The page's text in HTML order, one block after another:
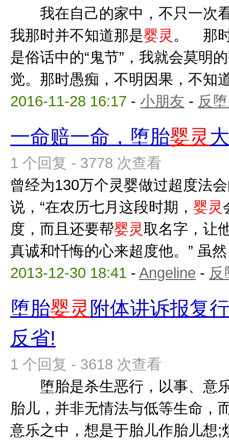
我在自己的家中，不只一次
我那时并不知道那是婴灵 。 那
是俗话中的“鬼节”，我就会莫明
觉。那时愚痴，不明因果，不知
2016-11-28 16:17 - 小朋友 - 反
一命赔一命，堕胎婴灵
1 个回复 - 3778 次查看
曾经为130万个灵婴做过超度法
说，“在农历七月这段时期， 婴灵
度，而且还要帮婴灵取名字，让
真诚和忏悔的心来超度他。” 虽
2013-12-30 18:41 - Angeline - 反
堕胎婴灵 附体讲诉报复
反省!
1 个回复 - 3618 次查看
堕胎是杀生恶行，以事、意
胎儿，并非无情法与低等生命，
意乐之中，想是于胎儿作胎儿想;